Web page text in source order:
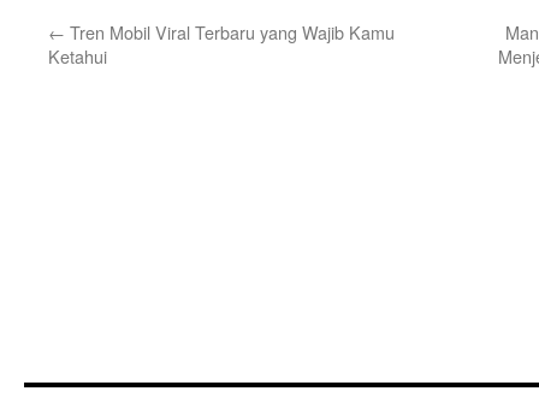
← Tren Mobil Viral Terbaru yang Wajib Kamu
Ketahui